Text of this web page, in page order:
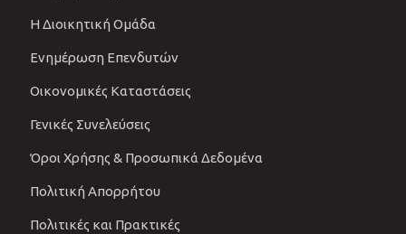
Η Διοικητική Ομάδα
Ενημέρωση Επενδυτών
Οικονομικές Καταστάσεις
Γενικές Συνελεύσεις
Όροι Χρήσης & Προσωπικά Δεδομένα
Πολιτική Απορρήτου
Πολιτικές και Πρακτικές